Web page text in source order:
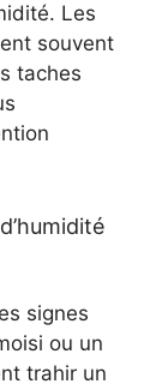
Les
souvent
taches
signes
ou un
trahir un